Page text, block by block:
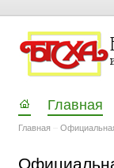
Главная
Главная